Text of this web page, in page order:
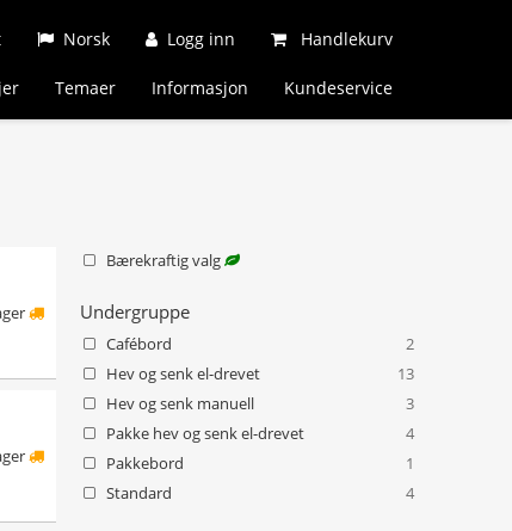
Norsk Logg inn Handlekurv
Temaer Informasjon Kundeservice
Bærekraftig valg
Undergruppe
Cafébord
2
Hev og senk el-drevet
13
Hev og senk manuell
3
Pakke hev og senk el-drevet
4
Pakkebord
1
Standard
4